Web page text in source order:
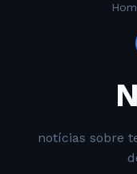
notícias sobre